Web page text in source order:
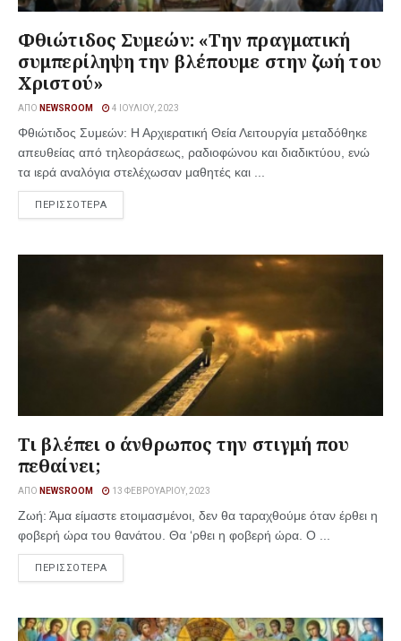
Φθιώτιδος Συμεών: «Την πραγματική
συμπερίληψη την βλέπουμε στην ζωή του
Χριστού»
ΑΠΌ NEWSROOM 4 ΙΟΥΛΊΟΥ, 2023
Φθιώτιδος Συμεών: Η Αρχιερατική Θεία Λειτουργία μεταδόθηκε
απευθείας από τηλεοράσεως, ραδιοφώνου και διαδικτύου, ενώ
τα ιερά αναλόγια στελέχωσαν μαθητές και ...
ΠΕΡΙΣΣΟΤΕΡΑ
Τι βλέπει ο άνθρωπος την στιγμή που
πεθαίνει;
ΑΠΌ NEWSROOM 13 ΦΕΒΡΟΥΑΡΊΟΥ, 2023
Ζωή: Άμα είμαστε ετοιμασμένοι, δεν θα ταραχθούμε όταν έρθει η
φοβερή ώρα του θανάτου. Θα ‘ρθει η φοβερή ώρα. Ο ...
ΠΕΡΙΣΣΟΤΕΡΑ